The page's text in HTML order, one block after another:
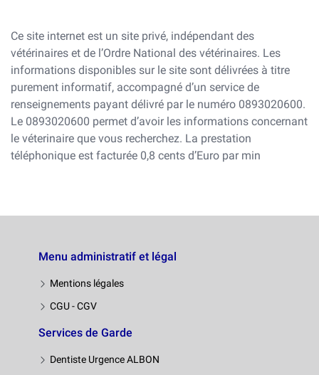
Ce site internet est un site privé, indépendant des
vétérinaires et de l’Ordre National des vétérinaires. Les
informations disponibles sur le site sont délivrées à titre
purement informatif, accompagné d’un service de
renseignements payant délivré par le numéro 0893020600.
Le 0893020600 permet d’avoir les informations concernant
le véterinaire que vous recherchez. La prestation
téléphonique est facturée 0,8 cents d’Euro par min
Menu administratif et légal
Mentions légales
CGU - CGV
Services de Garde
Dentiste Urgence ALBON